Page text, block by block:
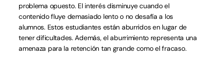
problema opuesto. El interés disminuye cuando el
contenido fluye demasiado lento o no desafía a los
alumnos. Estos estudiantes están aburridos en lugar de
tener dificultades. Además, el aburrimiento representa una
amenaza para la retención tan grande como el fracaso.